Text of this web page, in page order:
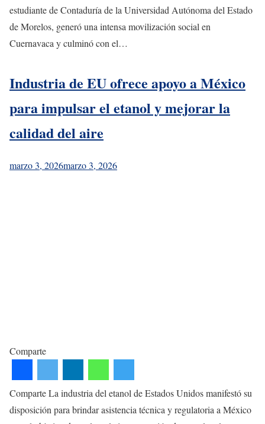
estudiante de Contaduría de la Universidad Autónoma del Estado
de Morelos, generó una intensa movilización social en
Cuernavaca y culminó con el…
Industria de EU ofrece apoyo a México
para impulsar el etanol y mejorar la
calidad del aire
marzo 3, 2026marzo 3, 2026
Comparte
Comparte La industria del etanol de Estados Unidos manifestó su
disposición para brindar asistencia técnica y regulatoria a México